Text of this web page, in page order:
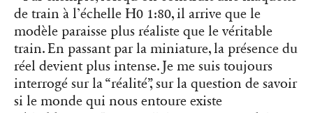
de train à l’échelle H0 1:80, il arrive que le
modèle paraisse plus réaliste que le véritable
train. En passant par la miniature, la présence du
réel devient plus intense. Je me suis toujours
interrogé sur la “réalité”, sur la question de savoir
si le monde qui nous entoure existe